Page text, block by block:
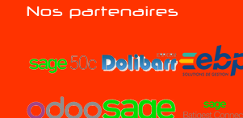
Nos partenaires